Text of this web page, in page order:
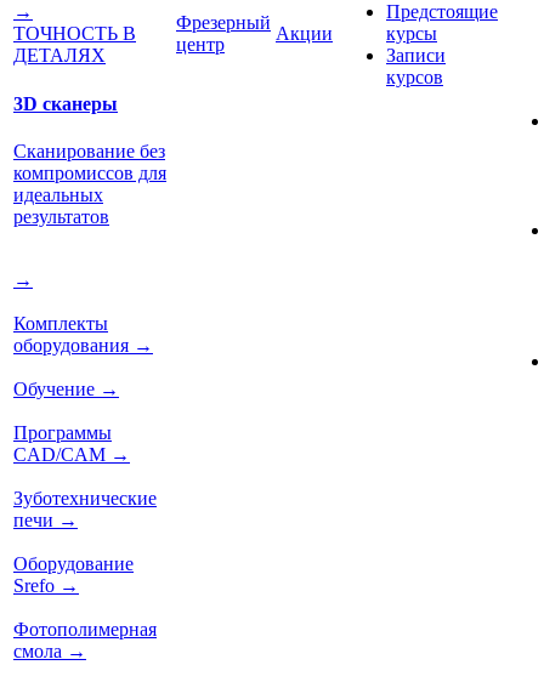
→
ТОЧНОСТЬ В
ДЕТАЛЯХ
3D сканеры
Сканирование без
компромиссов для
идеальных
результатов
→
Комплекты
оборудования →
Обучение →
Программы
CAD/CAM →
Зуботехнические
печи →
Оборудование
Srefo →
Фотополимерная
смола →
Фрезерный
центр
Акции
Предстоящие
курсы
Записи
курсов